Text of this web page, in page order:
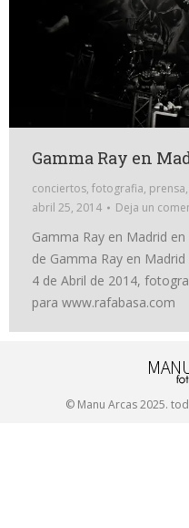
Gamma Ray en
conciertos, fotografia, prensa,
abril 25, 2014
Deja un
Gamma Ray en Madrid
de Gamma Ray en
4 de Abril de 2014,
para www.rafabasa.com
© Manu Arcas 2025.